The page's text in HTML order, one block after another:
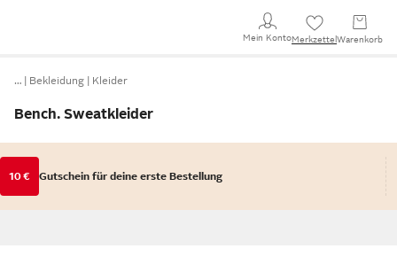
Mein KontoMerkzettel Warenkorb
… Bekleidung Kleider
Bench. Sweatkleider
10 € Gutschein für deine erste Bestellung